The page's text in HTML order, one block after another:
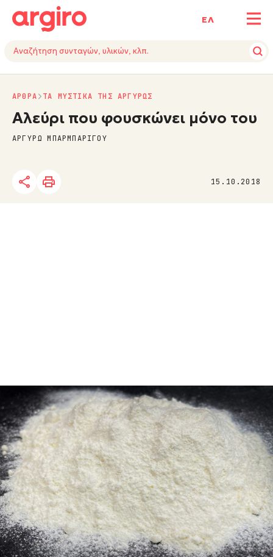
ΕΛ
15.10.2018
ΑΡΘΡΑ ΤΑ ΜΥΣΤΙΚΑ ΤΗΣ ΑΡΓΥΡΩΣ
Αλεύρι που φουσκώνει μόνο του
ΑΡΓΥΡΩ ΜΠΑΡΜΠΑΡΙΓΟΥ
ΑΛΕΥΡΙ ΠΟΥ ΦΟΥΣΚΩΝΕΙ ΜΟΝΟ ΤΟΥ ΑΠΟ ΤΗΝ ΑΡΓΥΡΩ
Ένας από τους πιο γνωστούς τύπους αλευριού είναι
τοαλεύριπουφουσκώνει μόνο του.
Το αλεύρι που φουσκώνει μόνο τουπρόκειται για ειδικό
είδος αλεύρου το οποίο περιέχει μια ποσότητα αλατιού
και διογκωτική ουσία. Χρησιμοποιείται για ελαφριές και
αφράτες παρασκευές που θέλουν όγκο. Περιέχει την
κατάλληλη δόση διογκωτικών από μόνο του, οπότε δε
χρειάζεται να προστεθεί κάποια άλλη κατά τη διάρκεια των